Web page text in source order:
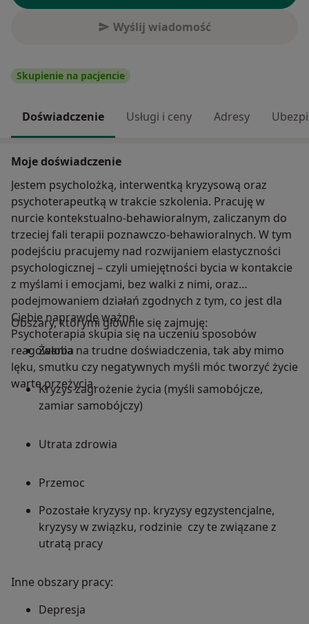
Wyślij wiadomość
Skupienie na pacjencie
Doświadczenie Usługi i ceny Adresy
Moje doświadczenie
Jestem psycholożką, interwentką kryzysową oraz
psychoterapeutką w trakcie szkolenia. Pracuję w
nurcie kontekstualno-behawioralnym, zaliczanym do
trzeciej fali terapii poznawczo-behawioralnych. W tym
podejściu pracujemy nad rozwijaniem elastyczności
psychologicznej – czyli umiejętności bycia w kontakcie
z myślami i emocjami, bez walki z nimi, oraz
podejmowaniem działań zgodnych z tym, co jest dla
Ciebie naprawdę ważne.
Psychoterapia skupia się na uczeniu sposobów
reagowania na trudne doświadczenia, tak aby mimo
lęku, smutku czy negatywnych myśli móc tworzyć życie
warte przeżycia.
Obszary, którymi głównie się zajmuję:
Żałoba
Kryzys zagrożenie życia (myśli samobójcze,
zamiar samobójczy)
Utrata zdrowia
Przemoc
Pozostałe kryzysy np. kryzysy egzystencjalne,
kryzysy w związku, rodzinie czy te związane z
utratą pracy
Inne obszary pracy:
Depresja